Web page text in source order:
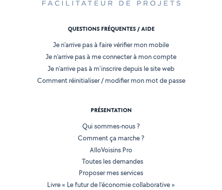
QUESTIONS FRÉQUENTES / AIDE
Je n'arrive pas à faire vérifier mon mobile
Je n'arrive pas à me connecter à mon compte
Je n'arrive pas à m'inscrire depuis le site web
Comment réinitialiser / modifier mon mot de passe
PRÉSENTATION
Qui sommes-nous ?
Comment ça marche ?
AlloVoisins Pro
Toutes les demandes
Proposer mes services
Livre « Le futur de l'économie collaborative »